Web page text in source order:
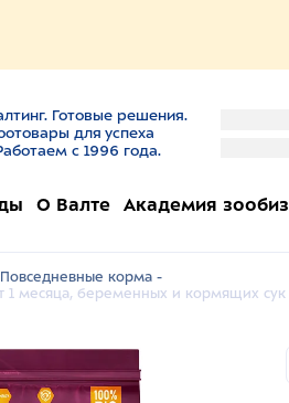
Готовые решения.
для успеха
с 1996 года.
О Валте Академия
Повседневные корма -
1 месяца, беременных и кормящих